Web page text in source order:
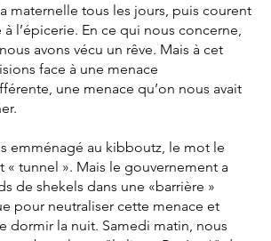
maternelle tous les jours, puis courent
l’épicerie. En ce qui nous concerne,
avons vécu un rêve. Mais à cet
face à une menace
une menace qu’on nous avait
emménagé au kibboutz, le mot le
« tunnel ». Mais le gouvernement a
de shekels dans une «barrière »
pour neutraliser cette menace et
dormir la nuit. Samedi matin, nous